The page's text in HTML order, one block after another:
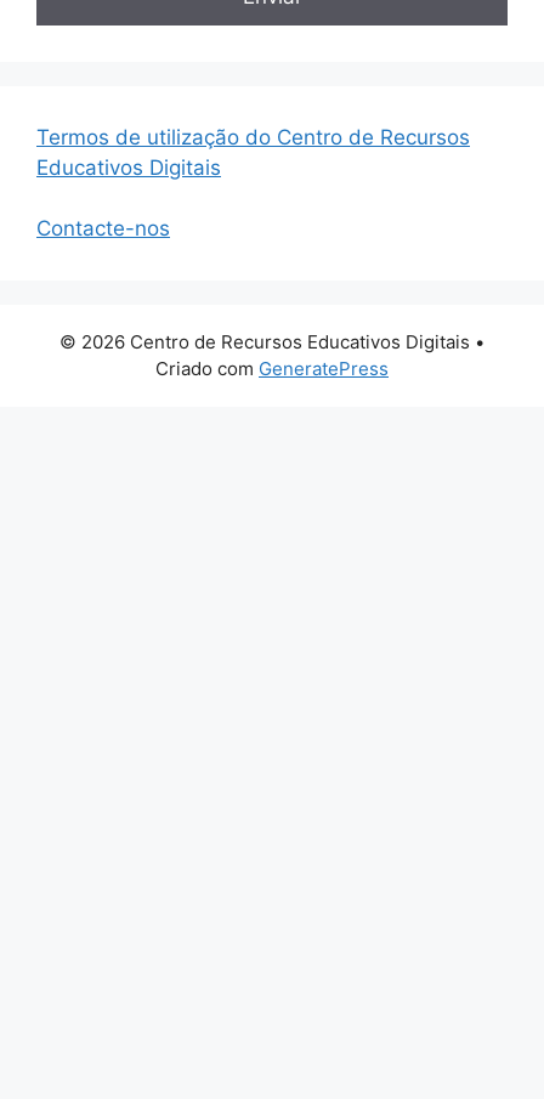
Termos de utilização do Centro de Recursos
Educativos Digitais
Contacte-nos
© 2026 Centro de Recursos Educativos Digitais •
Criado com GeneratePress